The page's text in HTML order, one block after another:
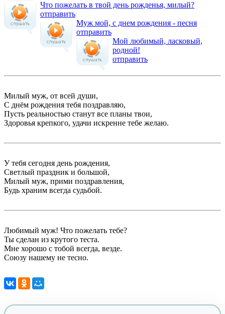
Что пожелать в твой день рожденья, милый?
отправить
Муж мой, с днем рождения - песня
отправить
Мой любимый, ласковый,
родной!
отправить
Милый муж, от всей души,
С днём рождения тебя поздравляю,
Пусть реальностью станут все планы твои,
Здоровья крепкого, удачи искренне тебе желаю.
У тебя сегодня день рождения,
Светлый праздник и большой,
Милый муж, прими поздравления,
Будь храним всегда судьбой.
Любимый муж! Что пожелать тебе?
Ты сделан из крутого теста.
Мне хорошо с тобой всегда, везде.
Союзу нашему не тесно.